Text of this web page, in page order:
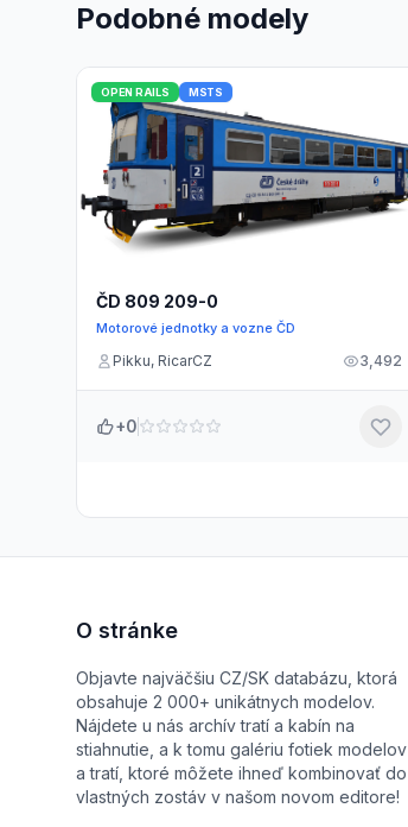
Podobné modely
OPEN RAILS MSTS
ČD 809 209-0
Motorové jednotky a vozne ČD
Pikku, RicarCZ 3,492
+0
O stránke
Objavte najväčšiu CZ/SK databázu, ktorá
obsahuje 2 000+ unikátnych modelov.
Nájdete u nás archív tratí a kabín na
stiahnutie, a k tomu galériu fotiek modelov
a tratí, ktoré môžete ihneď kombinovať do
vlastných zostáv v našom novom editore!